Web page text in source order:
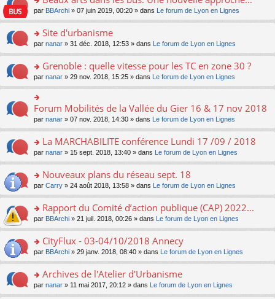
c
e
nt
pl
u
ré
c
e
nt
n
le
pl
u
ré
c
e
nt
a
g
e
n
n
le
pl
u
s
ré
c
e
nt
e
a
g
e
n
n
le
pl
u
s
c
e
nt
ult
er
le
m
e
a
g
e
n
o
lu
pl
u
s
c
e
nt
o
n
ult
er
le
m
e
s
g
e
n
o
lu
pl
u
s
c
e
nt
par BBArchi » 07 juin 2019, 00:20 » dans Le forum de Lyon en Lignes
o
n
ult
er
le
m
e
s
g
e
n
o
lu
pl
u
s
c
e
nt
Site d'urbanisme
par nanar » 31 déc. 2018, 12:53 » dans Le forum de Lyon en Lignes
o
n
s
ult
er
le
m
e
s
g
e
n
o
lu
pl
u
s
c
e
Grenoble : quelle vitesse pour les TC en zone 30 ?
par nanar » 29 nov. 2018, 15:25 » dans Le forum de Lyon en Lignes
o
n
er
le
m
e
s
a
g
e
n
n
lu
le
pl
u
Forum Mobilités de la Vallée du Gier 16 & 17 nov 2018
par nanar » 07 nov. 2018, 14:30 » dans Le forum de Lyon en Lignes
o
n
ult
er
le
m
e
a
g
e
n
n
La MARCHABILITE conférence Lundi 17 /09 / 2018
par nanar » 15 sept. 2018, 13:40 » dans Le forum de Lyon en Lignes
o
n
ult
er
le
m
e
a
g
e
Nouveaux plans du réseau sept. 18
par Carry » 24 août 2018, 13:58 » dans Le forum de Lyon en Lignes
o
n
ult
er
le
m
e
Rapport du Comité d’action publique (CAP) 2022...
par BBArchi » 21 juil. 2018, 00:26 » dans Le forum de Lyon en Lignes
o
n
ult
er
CityFlux - 03-04/10/2018 Annecy
par BBArchi » 29 janv. 2018, 08:40 » dans Le forum de Lyon en Lignes
o
n
Archives de l'Atelier d'Urbanisme
par nanar » 11 mai 2017, 20:12 » dans Le forum de Lyon en Lignes